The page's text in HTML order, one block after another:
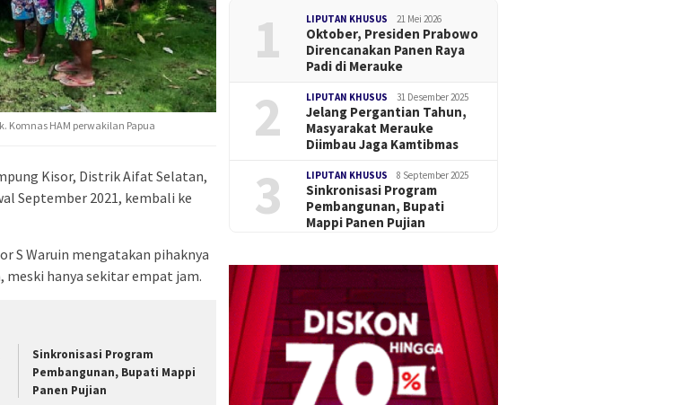
Komnas HAM perwakilan Papua
Kisor, Distrik Aifat Selatan,
September 2021, kembali ke
S Waruin mengatakan pihaknya
hanya sekitar empat jam.
Sinkronisasi Program
Pembangunan, Bupati Mappi
Panen Pujian
1 LIPUTAN KHUSUS 21 Mei 2026
Oktober, Presiden Prabowo
Direncanakan Panen Raya
Padi di Merauke
2 LIPUTAN KHUSUS 31 Desember 2025
Jelang Pergantian Tahun,
Masyarakat Merauke
Diimbau Jaga Kamtibmas
3 LIPUTAN KHUSUS 8 September 2025
Sinkronisasi Program
Pembangunan, Bupati
Mappi Panen Pujian